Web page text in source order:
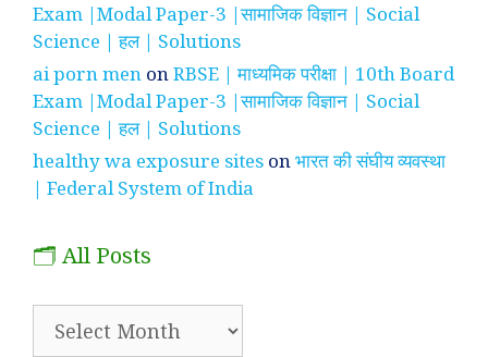
Exam |Modal Paper-3 |सामाजिक विज्ञान | Social
Science | हल | Solutions
ai porn men onRBSE | माध्यमिक परीक्षा | 10th Board
Exam |Modal Paper-3 |सामाजिक विज्ञान | Social
Science | हल | Solutions
healthy wa exposure sites onभारत की संघीय व्यवस्था
| Federal System of India
🗂️ All Posts